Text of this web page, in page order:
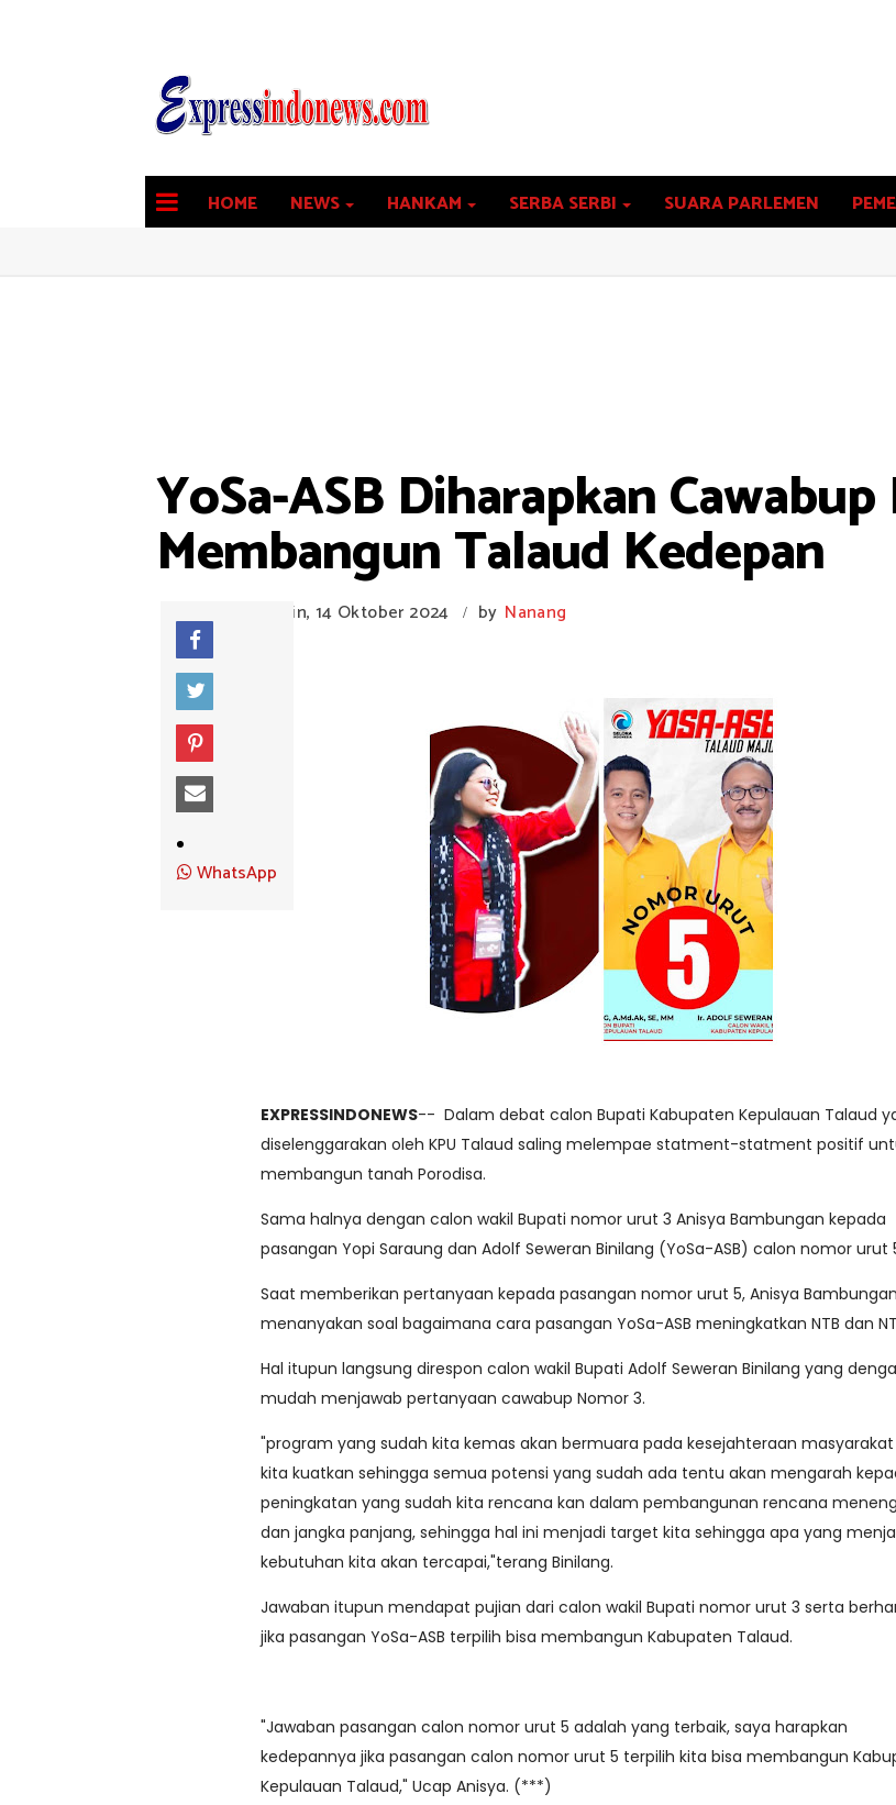
HOME NEWS HANKAM SERBA SERBI SUARA PARLEMEN
YoSa-ASB Diharapkan
Membangun Talaud Kedepan
Senin, 14 Oktober 2024 / by Nanang
WhatsApp
EXPRESSINDONEWS-- Dalam debat calon Bupati Kabupaten Kepulauan Talaud
diselenggarakan oleh KPU Talaud saling melempae statment-statment positif
membangun tanah Porodisa.
Sama halnya dengan calon wakil Bupati nomor urut 3 Anisya Bambungan kepada
pasangan Yopi Saraung dan Adolf Seweran Binilang (YoSa-ASB) calon nomor urut
Saat memberikan pertanyaan kepada pasangan nomor urut 5, Anisya Bambungan
menanyakan soal bagaimana cara pasangan YoSa-ASB meningkatkan NTB dan
Hal itupun langsung direspon calon wakil Bupati Adolf Seweran Binilang yang
mudah menjawab pertanyaan cawabup Nomor 3.
"program yang sudah kita kemas akan bermuara pada kesejahteraan
kita kuatkan sehingga semua potensi yang sudah ada tentu akan mengarah
peningkatan yang sudah kita rencana kan dalam pembangunan rencana
dan jangka panjang, sehingga hal ini menjadi target kita sehingga apa yang
kebutuhan kita akan tercapai,"terang Binilang.
Jawaban itupun mendapat pujian dari calon wakil Bupati nomor urut 3 serta
jika pasangan YoSa-ASB terpilih bisa membangun Kabupaten Talaud.
"Jawaban pasangan calon nomor urut 5 adalah yang terbaik, saya harapkan
kedepannya jika pasangan calon nomor urut 5 terpilih kita bisa membangun
Kepulauan Talaud," Ucap Anisya. (***)